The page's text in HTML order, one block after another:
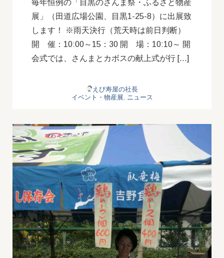
毎年恒例の「目黒のさんま祭・ふるさと物産
展」（田道広場公園、目黒1-25-8）に出展致
します！ ※雨天決行（荒天時は前日判断）
開 催：10:00～15：30 開 場：10:10～ 開
会式では、さんまとカボスの献上式が行 […]
えび寿屋の社長
イベント・物産展, ニュース